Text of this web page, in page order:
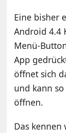
Eine bisher
Android 4.4
Menü-
App
öffnet sich
und kann
öffnen.
Das kennen